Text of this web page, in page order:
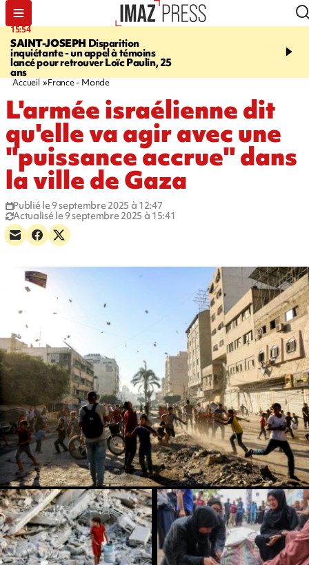
15:54
SAINT-JOSEPH Disparition
inquiétante - un appel à témoins
lancé pour retrouver Loïc Paulin, 25
ans
17:52
dimanche pour
Accueil France - Monde
L'armée israélienne dit
qu'elle va agir avec une
"puissance accrue" dans
la ville de Gaza
Publié le 9 septembre 2025 à 12:47
Actualisé le 9 septembre 2025 à 15:41